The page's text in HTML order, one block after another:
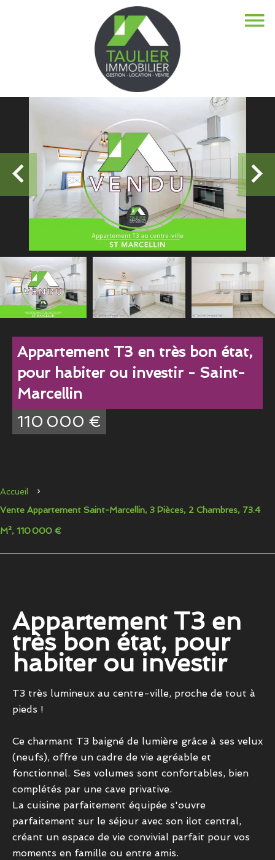
Appartement T3 en très bon état,
pour habiter ou investir - Saint-
Marcellin
110 000 €
Accueil
Vente Appartement Saint-Marcellin, 3 Pièces, 2 Chambres, 73.4
M², 110 000 €
Appartement T3 en
très bon état, pour
habiter ou investir
T3 très lumineux au centre-ville, proche de tout à
pieds !
Ce charmant T3 baigné de lumière grâce à ses velux
(neufs), offre un cadre de vie agréable et
fonctionnel. Ses volumes sont confortables, bien
complétés par une cave privative.
La cuisine parfaitement équipée s'ouvre
parfaitement sur le séjour avec son ilot central,
créant un espace de vie convivial parfait pour vos
moments en famille ou entre amis.